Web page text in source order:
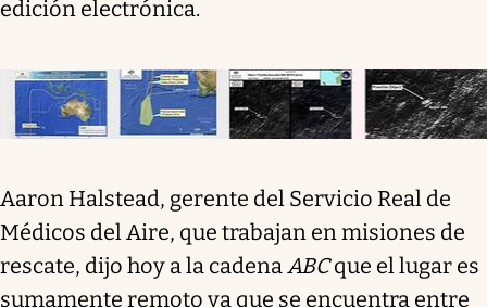
edición electrónica.
Aaron Halstead, gerente del Servicio Real de
Médicos del Aire, que trabajan en misiones de
rescate, dijo hoy a la cadena ABCque el lugar es
sumamente remoto ya que se encuentra entre